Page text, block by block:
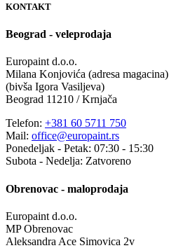
KONTAKT
Beograd - veleprodaja
Europaint d.o.o.
Milana Konjovića (adresa magacina)
(bivša Igora Vasiljeva)
Beograd 11210 / Krnjača
Telefon: +381 60 5711 750
Mail: office@europaint.rs
Ponedeljak - Petak: 07:30 - 15:30
Subota - Nedelja: Zatvoreno
Obrenovac - maloprodaja
Europaint d.o.o.
MP Obrenovac
Aleksandra Ace Simovica 2v